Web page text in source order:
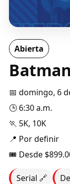
Abierta
📅 domingo, 6
🕒 6:30 a.m.
🏃 5K, 10K
📍 Por definir
🎟️ Desde
Serial 🔗